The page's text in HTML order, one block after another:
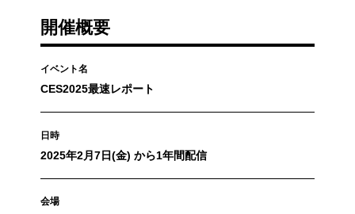
開催概要
イベント名
CES2025最速レポート
日時
2025年2月7日(金) から1年間配信
会場